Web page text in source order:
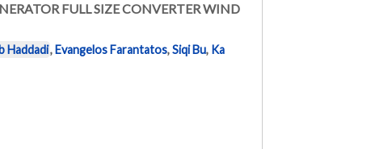
FULL SIZE CONVERTER WIND
Haddadi,Evangelos Farantatos,Siqi Bu, Ka